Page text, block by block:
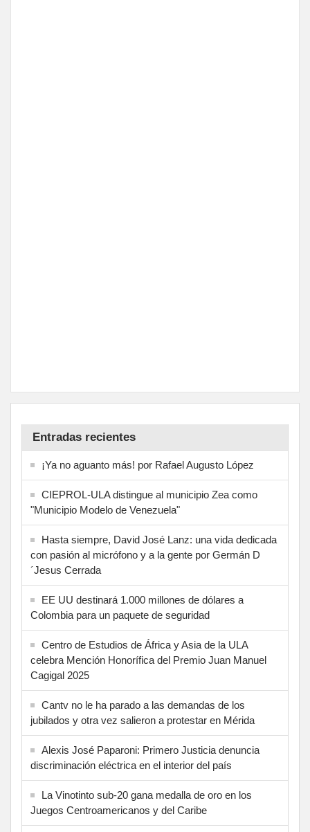
Entradas recientes
¡Ya no aguanto más! por Rafael Augusto López
CIEPROL-ULA distingue al municipio Zea como
"Municipio Modelo de Venezuela"
Hasta siempre, David José Lanz: una vida dedicada
con pasión al micrófono y a la gente por Germán D
´Jesus Cerrada
EE UU destinará 1.000 millones de dólares a
Colombia para un paquete de seguridad
Centro de Estudios de África y Asia de la ULA
celebra Mención Honorífica del Premio Juan Manuel
Cagigal 2025
Cantv no le ha parado a las demandas de los
jubilados y otra vez salieron a protestar en Mérida
Alexis José Paparoni: Primero Justicia denuncia
discriminación eléctrica en el interior del país
La Vinotinto sub-20 gana medalla de oro en los
Juegos Centroamericanos y del Caribe